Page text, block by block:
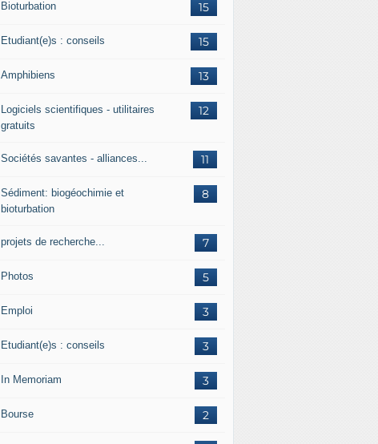
15
Bioturbation
15
Etudiant(e)s : conseils
13
Amphibiens
12
Logiciels scientifiques - utilitaires
gratuits
11
Sociétés savantes - alliances...
8
Sédiment: biogéochimie et
bioturbation
7
projets de recherche...
5
Photos
3
Emploi
3
Etudiant(e)s : conseils
3
In Memoriam
2
Bourse